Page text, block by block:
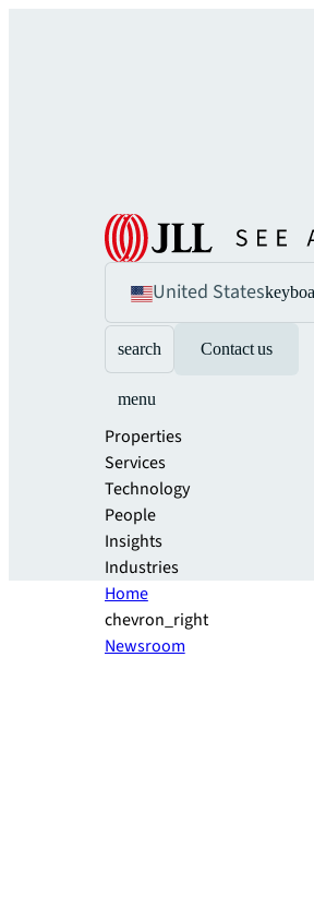
United States
search Contact us
menu
Properties
Services
Technology
People
Insights
Industries
Home
chevron_right
Newsroom